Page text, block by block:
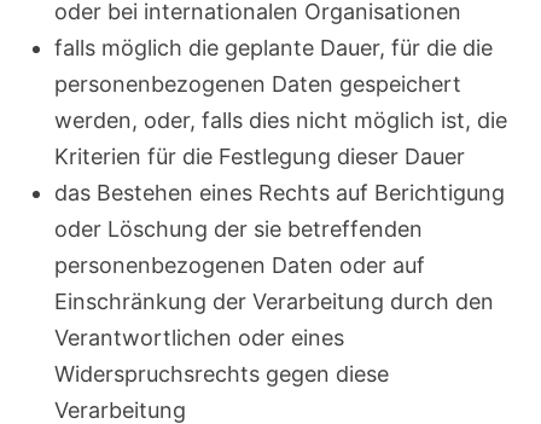
oder bei internationalen Organisationen
falls möglich die geplante Dauer, für die die
personenbezogenen Daten gespeichert
werden, oder, falls dies nicht möglich ist, die
Kriterien für die Festlegung dieser Dauer
das Bestehen eines Rechts auf Berichtigung
oder Löschung der sie betreffenden
personenbezogenen Daten oder auf
Einschränkung der Verarbeitung durch den
Verantwortlichen oder eines
Widerspruchsrechts gegen diese
Verarbeitung